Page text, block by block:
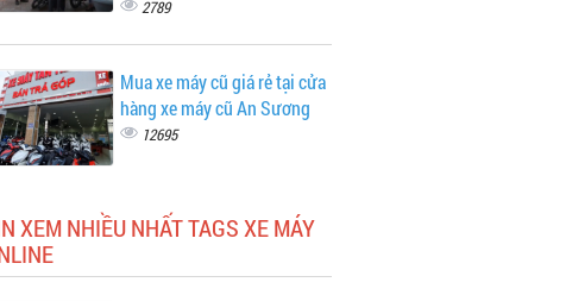
2789
Mua xe máy cũ giá rẻ tại cửa
hàng xe máy cũ An Sương
12695
XEM NHIỀU NHẤT TAGS XE MÁY